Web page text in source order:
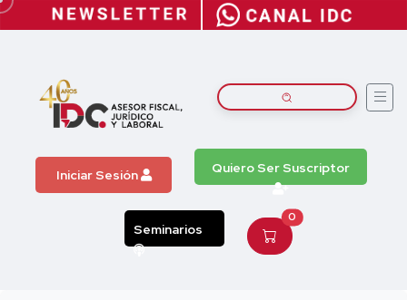
Iniciar Sesión Quiero Ser Suscriptor
Seminarios
0